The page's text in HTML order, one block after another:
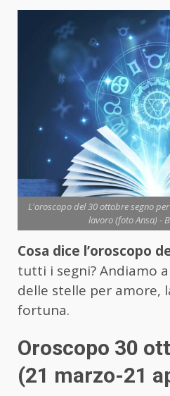
L'oroscopo del 30 ottobre segno
lavoro (foto Ansa) -
Cosa dice l’oroscopo
tutti i segni? Andiamo
delle stelle per amore,
fortuna.
Oroscopo 30
(21 marzo-21